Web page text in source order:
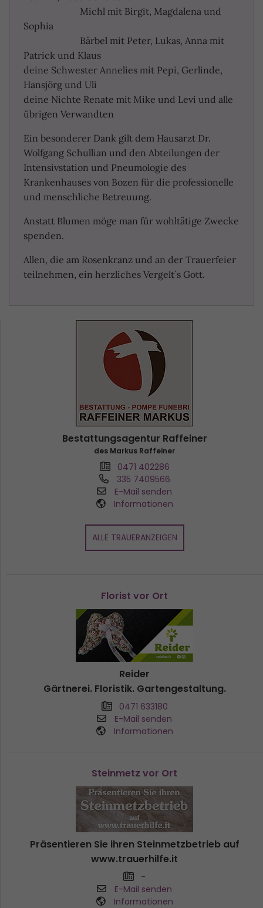
Michl mit Birgit, Magdalena und
Sophia
Bärbel mit Peter, Lukas, Anna mit
Patrick und Klaus
deine Schwester Annelies mit Pepi, Gerlinde,
Hansjörg und Uli
deine Nichte Renate mit Mike und Levi und alle
übrigen Verwandten
Ein besonderer Dank gilt dem Hausarzt Dr.
Wolfgang Schullian und den Abteilungen der
Intensivstation und Pneumologie des
Krankenhauses von Bozen für die professionelle
und menschliche Betreuung.
Anstatt Blumen möge man für wohltätige Zwecke
spenden.
Allen, die am Rosenkranz und an der Trauerfeier
teilnehmen, ein herzliches Vergelt`s Gott.
Bestattungsagentur Raffeiner
des Markus Raffeiner
0471 402286
335 7409566
E-Mail senden
Informationen
ALLE TRAUERANZEIGEN
Florist vor Ort
Reider
Gärtnerei. Floristik. Gartengestaltung.
0471 633180
E-Mail senden
Informationen
Steinmetz vor Ort
Präsentieren Sie ihren Steinmetzbetrieb auf
www.trauerhilfe.it
-
E-Mail senden
Informationen